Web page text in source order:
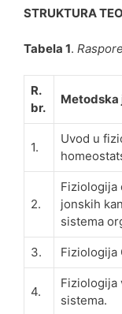
STRUKTURA
Tabela 1.
R.
br.
Metodska
1.
Uvod u
2.
Fiziologija
jonskih
sistema
3. Fiziologija
4.
Fiziologija
sistema.